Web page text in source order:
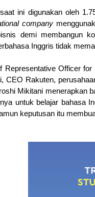
ini digunakan oleh
company
demi membangun
Inggris tidak
Representative Officer
CEO Rakuten,
Mikitani menerapkan
untuk belajar bahasa
keputusan itu